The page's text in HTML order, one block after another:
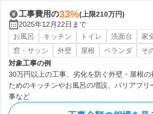
工事費用の33%(上限210万円)
2025年12月22日まで
お風呂
キッチン トイレ 洗面台 家
窓・サッシ
外壁 屋根 ベランダ
そ
対象工事の例
30万円以上の工事、劣化を防ぐ外壁・屋根
ためのキッチンやお風呂の増設、バリアフリ
事など